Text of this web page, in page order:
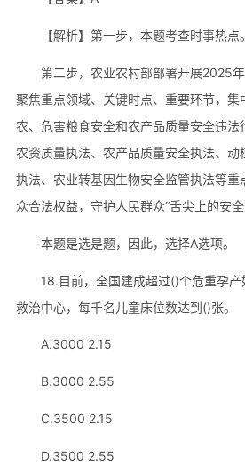
【解析】第一步，本题考查时事热点。
第二步，农业农村部部署开展2025年
聚焦重点领域、关键时点、重要环节，集
农、危害粮食安全和农产品质量安全违
农资质量执法、农产品质量安全执法、
执法、农业转基因生物安全监管执法等
众合法权益，守护人民群众“舌尖上的安全
本题是选是题，因此，选择A选项。
18.目前，全国建成超过()个危重孕
救治中心，每千名儿童床位数达到()张。
A.3000 2.15
B.3000 2.55
C.3500 2.15
D.3500 2.55